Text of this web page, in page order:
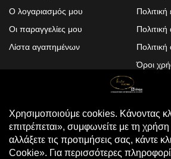
Ο λογαριασμός μου
Οι παραγγελίες μου
Λίστα αγαπημένων
Όροι
© 2025 FEDE CUCINE
. All Rights
Reserved
Design & Development by
ALPHA DESIGNERS
Compare (0)